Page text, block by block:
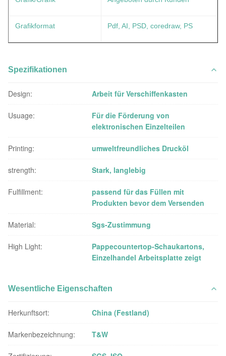
Grafikformat Pdf, AI, PSD, coredraw, PS
Spezifikationen
Design: Arbeit für Verschiffenkasten
Usuage:
Für die Förderung von
elektronischen Einzelteilen
Printing: umweltfreundliches Drucköl
strength: Stark, langlebig
Fulfillment:
passend für das Füllen mit
Produkten bevor dem Versenden
Material: Sgs-Zustimmung
High Light: Pappecountertop-Schaukartons,
Einzelhandel Arbeitsplatte zeigt
Wesentliche Eigenschaften
Herkunftsort: China (Festland)
Markenbezeichnung: T&W